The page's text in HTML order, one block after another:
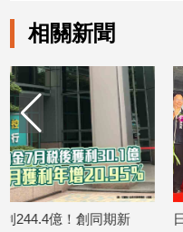
旅
美
食
星
座/
命
理
消
費
相關新聞
日勝生「臺中捷運南屯